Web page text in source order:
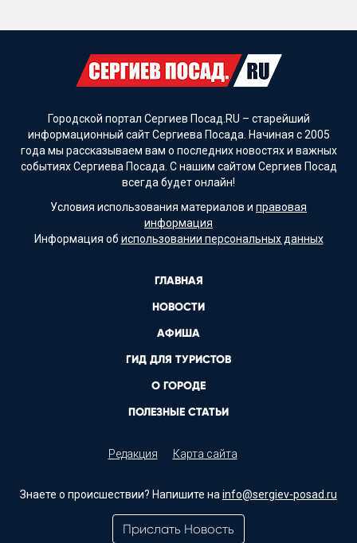
Городской портал Сергиев Посад.RU – старейший
информационный сайт Сергиева Посада. Начиная с 2005
года мы рассказываем вам о последних новостях и важных
событиях Сергиева Посада. С нашим сайтом Сергиев Посад
всегда будет онлайн!
Условия использования материалов и правовая
информация
Информация об использовании персональных данных
ГЛАВНАЯ
НОВОСТИ
АФИША
ГИД ДЛЯ ТУРИСТОВ
О ГОРОДЕ
ПОЛЕЗНЫЕ СТАТЬИ
Редакция Карта сайта
Знаете о происшествии? Напишите на info@sergiev-posad.ru
Прислать Новость